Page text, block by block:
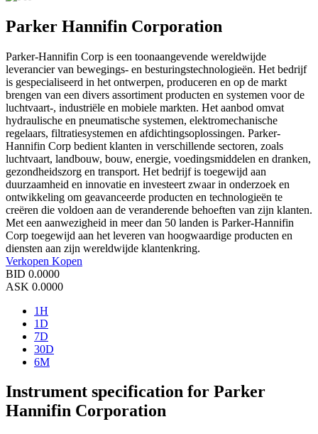
Parker Hannifin Corporation
Parker-Hannifin Corp is een toonaangevende wereldwijde
leverancier van bewegings- en besturingstechnologieën. Het bedrijf
is gespecialiseerd in het ontwerpen, produceren en op de markt
brengen van een divers assortiment producten en systemen voor de
luchtvaart-, industriële en mobiele markten. Het aanbod omvat
hydraulische en pneumatische systemen, elektromechanische
regelaars, filtratiesystemen en afdichtingsoplossingen. Parker-
Hannifin Corp bedient klanten in verschillende sectoren, zoals
luchtvaart, landbouw, bouw, energie, voedingsmiddelen en dranken,
gezondheidszorg en transport. Het bedrijf is toegewijd aan
duurzaamheid en innovatie en investeert zwaar in onderzoek en
ontwikkeling om geavanceerde producten en technologieën te
creëren die voldoen aan de veranderende behoeften van zijn klanten.
Met een aanwezigheid in meer dan 50 landen is Parker-Hannifin
Corp toegewijd aan het leveren van hoogwaardige producten en
diensten aan zijn wereldwijde klantenkring.
Verkopen Kopen
BID 0.0000
ASK 0.0000
1H
1D
7D
30D
6M
Instrument specification for Parker
Hannifin Corporation